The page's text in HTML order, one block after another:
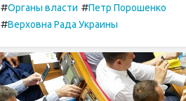
#Органы власти #Петр Порошенко
#Верховна Рада Украины